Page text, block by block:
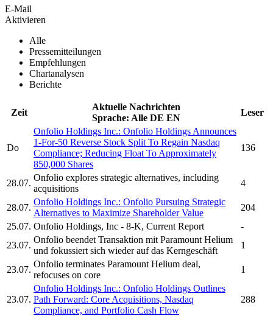
E-Mail
Aktivieren
Alle
Pressemitteilungen
Empfehlungen
Chartanalysen
Berichte
Zeit
Aktuelle Nachrichten
Sprache: Alle DE EN
Leser
Do
Onfolio Holdings Inc.: Onfolio Holdings Announces
1-For-50 Reverse Stock Split To Regain Nasdaq
Compliance; Reducing Float To Approximately
850,000 Shares
136
28.07.
Onfolio explores strategic alternatives, including
acquisitions
4
28.07.
Onfolio Holdings Inc.: Onfolio Pursuing Strategic
Alternatives to Maximize Shareholder Value
204
25.07. Onfolio Holdings, Inc - 8-K, Current Report
-
23.07.
Onfolio beendet Transaktion mit Paramount Helium
und fokussiert sich wieder auf das Kerngeschäft
1
23.07.
Onfolio terminates Paramount Helium deal,
refocuses on core
1
23.07.
Onfolio Holdings Inc.: Onfolio Holdings Outlines
Path Forward: Core Acquisitions, Nasdaq
Compliance, and Portfolio Cash Flow
288